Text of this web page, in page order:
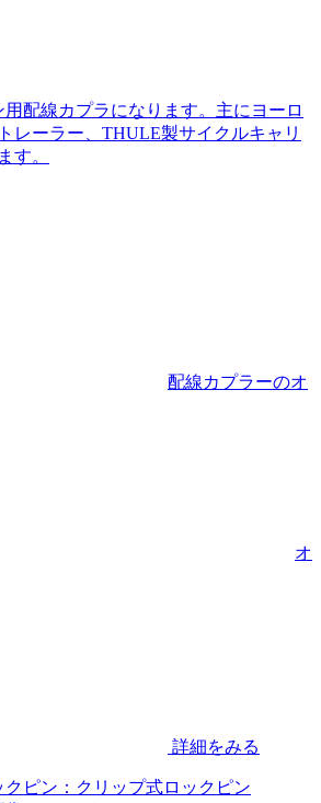
配線カプラになります。主にヨーロ
レーラー、THULE製サイクルキャリ
す。
配線カプラーのオ
オ
詳細をみる